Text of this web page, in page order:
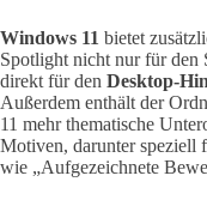
Windows 11 bietet
Spotlight nicht nur für den
direkt für den Desktop-
Außerdem enthält der
11 mehr thematische
Motiven, darunter speziell
wie „Aufgezeichnete